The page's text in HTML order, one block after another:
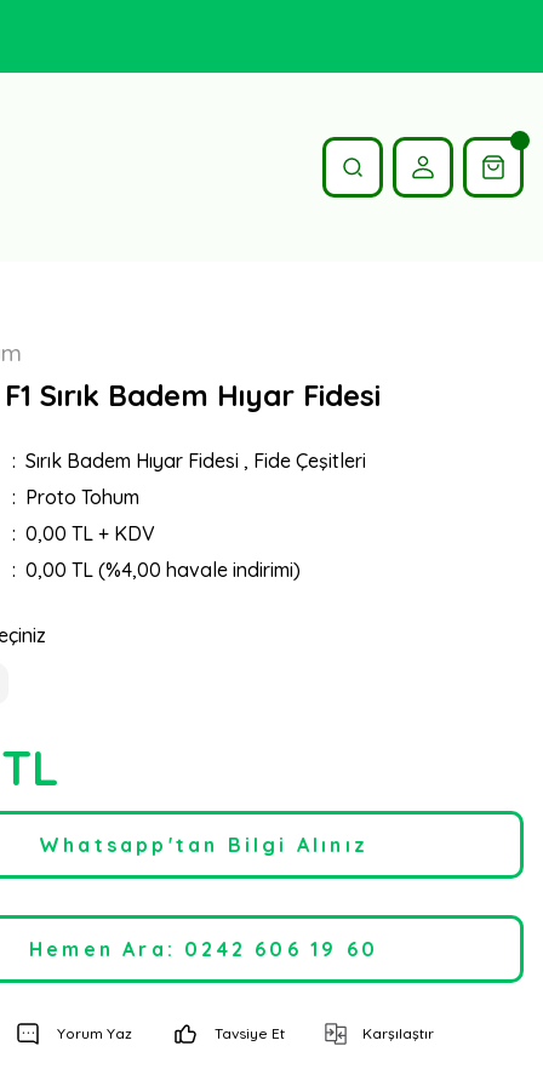
Sırık Badem Hıyar Fidesi
Sırık Badem Hıyar Fidesi , Fide Çeşitleri
Proto Tohum
0,00 TL + KDV
0,00 TL (%4,00 havale indirimi)
Whatsapp'tan Bilgi Alınız
Hemen Ara: 0242 606 19 60
Yorum Yaz Tavsiye Et Karşılaştır